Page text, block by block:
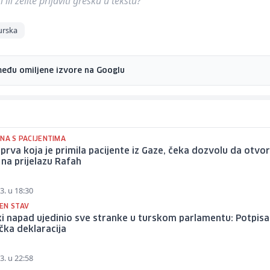
omiljene izvore na Googlu
S PACIJENTIMA
koja je primila pacijente iz Gaze, čeka dozvolu da
prijelazu Rafah
u 18:30
STAV
napad ujedinio sve stranke u turskom parlamentu:
deklaracija
u 22:58